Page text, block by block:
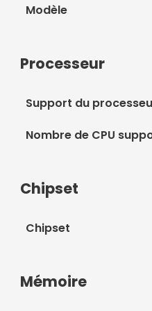
Modèle
Processeur
Support du
Nombre de CPU
Chipset
Chipset
Mémoire